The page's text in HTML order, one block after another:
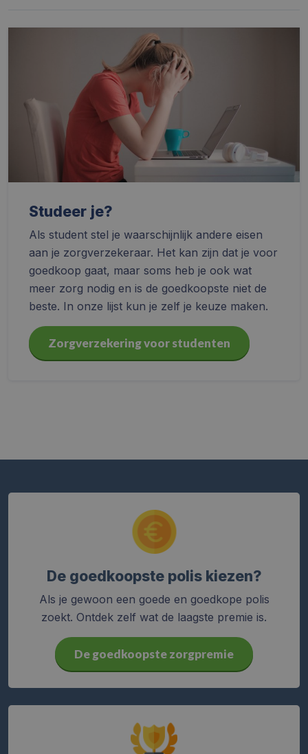
Studeer je?
Als student stel je waarschijnlijk andere eisen
aan je zorgverzekeraar. Het kan zijn dat je voor
goedkoop gaat, maar soms heb je ook wat
meer zorg nodig en is de goedkoopste niet de
beste. In onze lijst kun je zelf je keuze maken.
Zorgverzekering voor studenten
De goedkoopste polis kiezen?
Als je gewoon een goede en goedkope polis
zoekt. Ontdek zelf wat de laagste premie is.
De goedkoopste zorgpremie